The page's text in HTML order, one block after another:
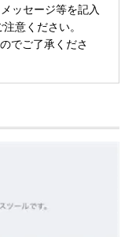
ッセージ等を記入
意ください。
でご了承くださ